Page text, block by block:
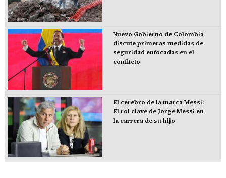
Nuevo Gobierno de Colombia
discute primeras medidas de
seguridad enfocadas en el
conflicto
El cerebro de la marca Messi:
El rol clave de Jorge Messi en
la carrera de su hijo